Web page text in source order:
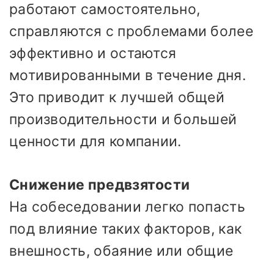
работают самостоятельно,
справляются с проблемами более
эффективно и остаются
мотивированными в течение дня.
Это приводит к лучшей общей
производительности и большей
ценности для компании.
Снижение предвзятости
На собеседовании легко попасть
под влияние таких факторов, как
внешность, обаяние или общие